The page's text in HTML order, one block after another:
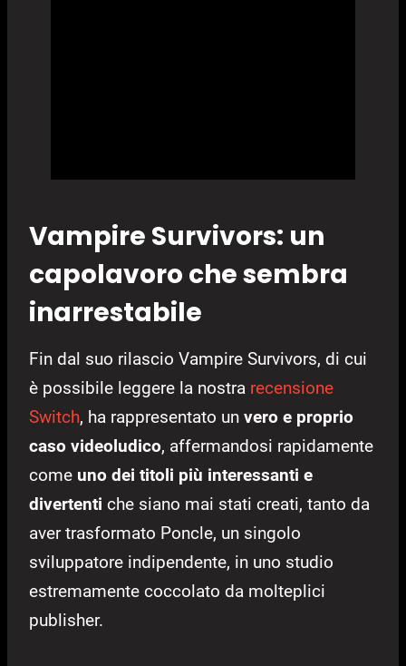
Vampire Survivors: un
capolavoro che sembra
inarrestabile
Fin dal suo rilascio Vampire Survivors, di cui
è possibile leggere la nostra recensione
Switch, ha rappresentato un vero e proprio
caso videoludico, affermandosi rapidamente
come uno dei titoli più interessanti e
divertenti che siano mai stati creati, tanto da
aver trasformato Poncle, un singolo
sviluppatore indipendente, in uno studio
estremamente coccolato da molteplici
publisher.